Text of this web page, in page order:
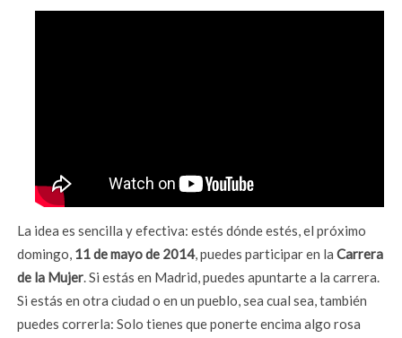
La idea es sencilla y efectiva: estés dónde estés, el próximo
domingo, 11 de mayo de 2014, puedes participar en laCarrera
de la Mujer. Si estás en Madrid, puedes apuntarte a la carrera.
Si estás en otra ciudad o en un pueblo, sea cual sea, también
puedes correrla: Solo tienes que ponerte encima algo rosa